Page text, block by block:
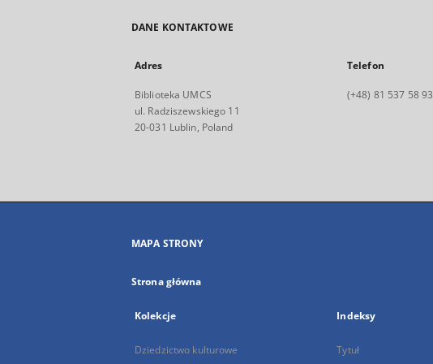
DANE KONTAKTOWE
Adres
Biblioteka UMCS
ul. Radziszewskiego 11
20-031 Lublin, Poland
Telefon
(+48) 81 537 58 93
MAPA STRONY
Strona główna
Kolekcje
Dziedzictwo kulturowe
Indeksy
Tytuł